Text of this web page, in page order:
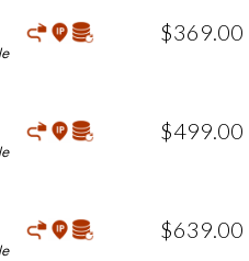
$369 00
$499 00
$639 00